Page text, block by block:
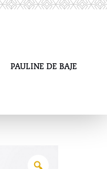
PAULINE DE BAJE